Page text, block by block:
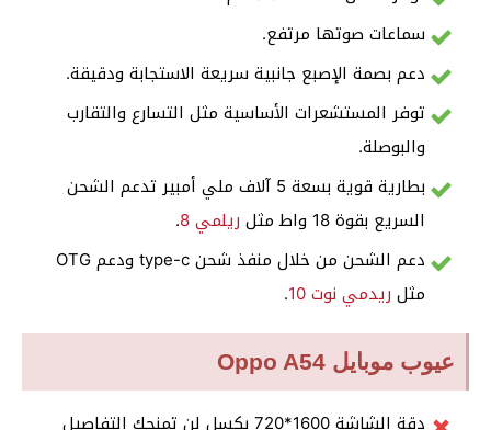
سماعات صوتها مرتفع.
دعم بصمة الإصبع جانبية سريعة الاستجابة ودقيقة.
توفر المستشعرات الأساسية مثل التسارع والتقارب
والبوصلة.
بطارية قوية بسعة 5 آلاف ملي أمبير تدعم الشحن
السريع بقوة 18 واط مثل
ريلمي 8 .
دعم الشحن من خلال منفذ شحن type-c ودعم OTG
مثل ريدمي نوت 10 .
عيوب موبايل Oppo A54
دقة الشاشة 1600*720 بكسل لن تمنحك التفاصيل